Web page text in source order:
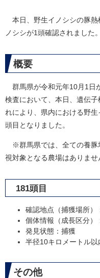
本日、野生イノシシの豚熱
ノシシが1頭確認されました。
概要
群馬県が令和元年10月1日
検査において、本日、遺伝
れにより、県内における野
頭目となりました。
※群馬県では、全ての養豚
視対象となる農場はありませ
181頭目
確認地点（捕獲場所）
個体情報（成長区分）
発見状態：捕獲
半径10キロメートル
その他